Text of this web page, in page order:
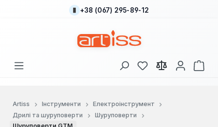
Перейти до основного вмісту
+38 (067) 295-89-12
У вас є 0 у списку
Artiss Інструменти
Електроінструмент
Дрилі та шуруповерти
Шуруповерти